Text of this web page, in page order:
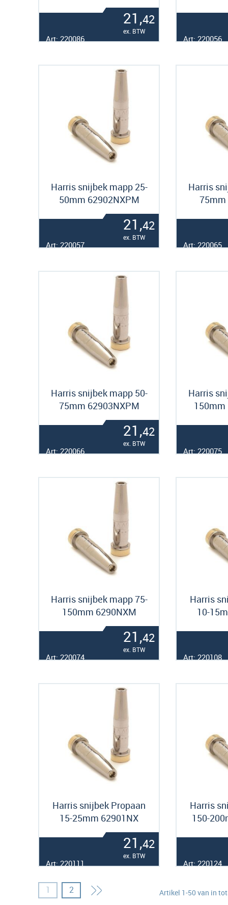
21,42
ex. BTW
Art: 220086 Art: 220056
Harris snijbek mapp 25-
50mm 62902NXPM
21,42
ex. BTW
Art: 220057
Harris
75mm
Art: 220065
Harris snijbek mapp 50-
75mm 62903NXPM
21,42
ex. BTW
Art: 220066
Harris
150mm
Art: 220075
Harris snijbek mapp 75-
150mm 6290NXM
21,42
ex. BTW
Art: 220074
Harris
10-
Art: 220108
Harris snijbek Propaan
15-25mm 62901NX
21,42
ex. BTW
Art: 220111
Harris
150-
Art: 220124
Pagina
U lees momenteel pagina
1 Pagina
2 Pagina
Volgende Artikel 1-50 van in